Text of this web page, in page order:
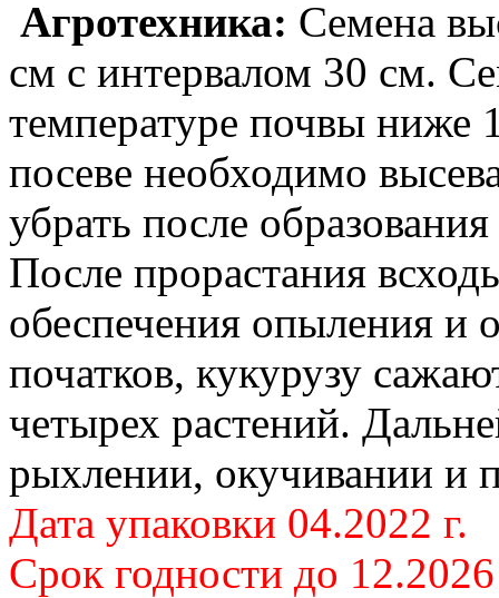
Агротехника: Семена
см с интервалом 30 см.
температуре почвы ниже
посеве необходимо
убрать после
После прорастания
обеспечения опыления и
початков, кукурузу
четырех растений.
рыхлении, окучивании и
Дата упаковки 04.2022 г.
Срок годности до 12.2026